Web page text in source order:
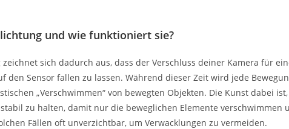
und wie funktioniert sie?
sich dadurch aus, dass der Verschluss deiner Kamera für
den Sensor fallen zu lassen. Während dieser Zeit wird jede
„Verschwimmen“ von bewegten Objekten. Die Kunst dabei
zu halten, damit nur die beweglichen Elemente verschwimmen
Fällen oft unverzichtbar, um Verwacklungen zu vermeiden.